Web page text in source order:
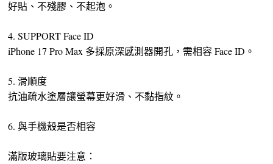
好貼、不殘膠、不起泡。
4. SUPPORT Face ID
iPhone 17 Pro Max 多採原深感測器開孔，需相容 Face ID。
5. 滑順度
抗油疏水塗層讓螢幕更好滑、不黏指紋。
6. 與手機殼是否相容
滿版玻璃貼要注意：